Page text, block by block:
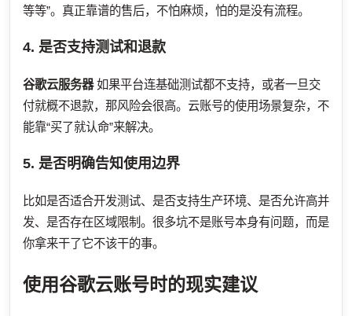
等等”。真正靠谱的售后，不怕麻烦，怕的是没有流程。
4. 是否支持测试和退款
谷歌云服务器如果平台连基础测试都不支持，或者一旦交
付就概不退款，那风险会很高。云账号的使用场景复杂，不
能靠“买了就认命”来解决。
5. 是否明确告知使用边界
比如是否适合开发测试、是否支持生产环境、是否允许高并
发、是否存在区域限制。很多坑不是账号本身有问题，而是
你拿来干了它不该干的事。
使用谷歌云账号时的现实建议